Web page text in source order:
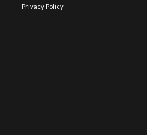
Privacy Policy